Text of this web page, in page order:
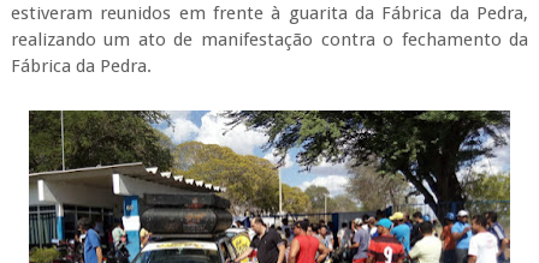
estiveram reunidos em frente à guarita da Fábrica da Pedra,
realizando um ato de manifestação contra o fechamento da
Fábrica da Pedra.